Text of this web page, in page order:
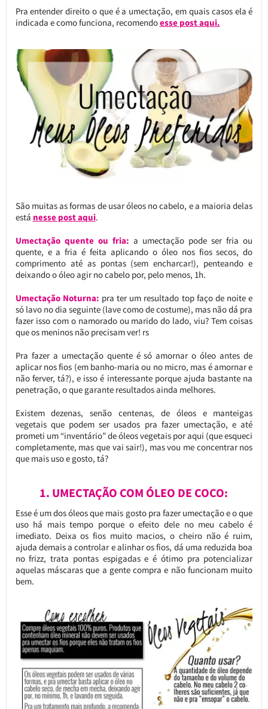
Pra entender direito o que é a umectação, em quais casos ela é
indicada e como funciona, recomendoesse post aqui.
São muitas as formas de usar óleos no cabelo, e a maioria delas
está nesse post aqui.
Umectação quente ou fria: a umectação pode ser fria ou
quente, e a fria é feita aplicando o óleo nos fios secos, do
comprimento até as pontas (sem encharcar!), penteando e
deixando o óleo agir no cabelo por, pelo menos, 1h.
Umectação Noturna: pra ter um resultado top faço de noite e
só lavo no dia seguinte (lave como de costume), mas não dá pra
fazer isso com o namorado ou marido do lado, viu? Tem coisas
que os meninos não precisam ver! rs
Pra fazer a umectação quente é só amornar o óleo antes de
aplicar nos fios (em banho-maria ou no micro, mas é amornar e
não ferver, tá?), e isso é interessante porque ajuda bastante na
penetração, o que garante resultados ainda melhores.
Existem dezenas, senão centenas, de óleos e manteigas
vegetais que podem ser usados pra fazer umectação, e até
prometi um “inventário” de óleos vegetais por aqui (que esqueci
completamente, mas que vai sair!), mas vou me concentrar nos
que mais uso e gosto, tá?
1. UMECTAÇÃO COM ÓLEO DE COCO:
Esse é um dos óleos que mais gosto pra fazer umectação e o que
uso há mais tempo porque o efeito dele no meu cabelo é
imediato. Deixa os fios muito macios, o cheiro não é ruim,
ajuda demais a controlar e alinhar os fios, dá uma reduzida boa
no frizz, trata pontas espigadas e é ótimo pra potencializar
aquelas máscaras que a gente compra e não funcionam muito
bem.